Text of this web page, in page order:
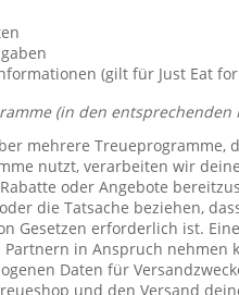
(gilt für Just Eat
(in den entsprechenden
mehrere
nutzt, verarbeiten wir
oder Angebote
die Tatsache beziehen,
Gesetzen erforderlich ist.
Partnern in Anspruch nehmen
Daten für
und den Versand